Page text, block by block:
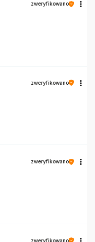
zweryfikowano
zweryfikowano
zweryfikowano
zweryfikowano